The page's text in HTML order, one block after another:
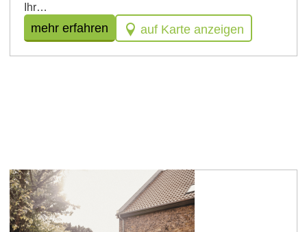
Ihr…
mehr erfahren auf Karte anzeigen